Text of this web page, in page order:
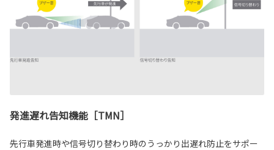
発進遅れ告知機能［TMN］
先行車発進時や信号切り替わり時のうっかり出遅れ防止をサポー